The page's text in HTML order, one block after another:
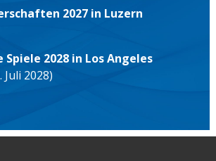
2027 in Luzern
Spiele 2028 in Los Angeles
Juli 2028)